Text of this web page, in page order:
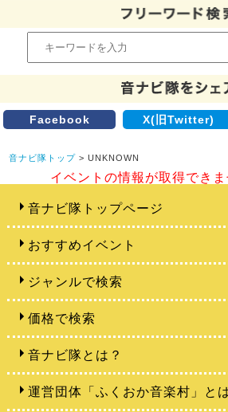
Facebook X(旧Twitter)
音ナビ隊トップ > UNKNOWN
イベントの情報が取得できま
音ナビ隊トップページ
おすすめイベント
ジャンルで検索
価格で検索
音ナビ隊とは？
運営団体「ふくおか音楽村」と